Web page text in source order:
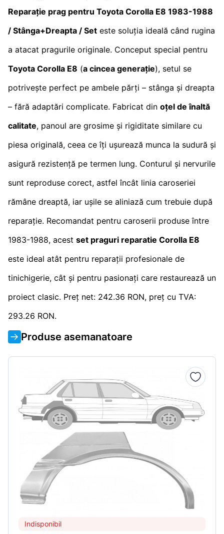
Reparație prag pentru Toyota Corolla E8 1983-1988
/ Stânga+Dreapta / Set este soluția ideală când rugina
a atacat pragurile originale. Conceput special pentru
Toyota Corolla E8 (a cincea generație), setul se
potrivește perfect pe ambele părți – stânga și dreapta
– fără adaptări complicate. Fabricat din oțel de înaltă
calitate, panoul are grosime și rigiditate similare cu
piesa originală, ceea ce îți ușurează munca la sudură și
asigură rezistență pe termen lung. Conturul și nervurile
sunt reproduse corect, astfel încât linia caroseriei
rămâne dreaptă, iar ușile se aliniază cum trebuie după
reparație. Recomandat pentru caroserii produse între
1983-1988, acest set praguri reparatie Corolla E8
este ideal atât pentru reparații profesionale de
tinichigerie, cât și pentru pasionați care restaurează un
proiect clasic. Preț net: 242.36 RON, preț cu TVA:
293.26 RON.
Produse asemanatoare
Indisponibil